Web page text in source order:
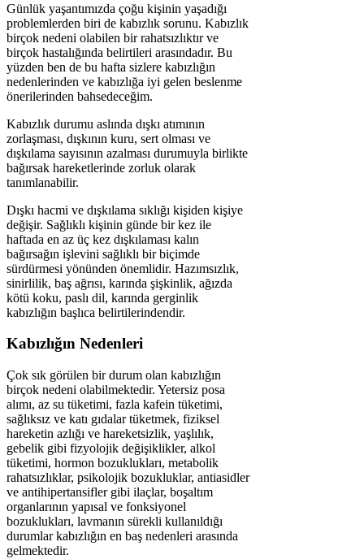
Günlük yaşantımızda çoğu kişinin yaşadığı
problemlerden biri de kabızlık sorunu. Kabızlık
birçok nedeni olabilen bir rahatsızlıktır ve
birçok hastalığında belirtileri arasındadır. Bu
yüzden ben de bu hafta sizlere kabızlığın
nedenlerinden ve kabızlığa iyi gelen beslenme
önerilerinden bahsedeceğim.
Kabızlık durumu aslında dışkı atımının
zorlaşması, dışkının kuru, sert olması ve
dışkılama sayısının azalması durumuyla birlikte
bağırsak hareketlerinde zorluk olarak
tanımlanabilir.
Dışkı hacmi ve dışkılama sıklığı kişiden kişiye
değişir. Sağlıklı kişinin günde bir kez ile
haftada en az üç kez dışkılaması kalın
bağırsağın işlevini sağlıklı bir biçimde
sürdürmesi yönünden önemlidir. Hazımsızlık,
sinirlilik, baş ağrısı, karında şişkinlik, ağızda
kötü koku, paslı dil, karında gerginlik
kabızlığın başlıca belirtilerindendir.
Kabızlığın Nedenleri
Çok sık görülen bir durum olan kabızlığın
birçok nedeni olabilmektedir. Yetersiz posa
alımı, az su tüketimi, fazla kafein tüketimi,
sağlıksız ve katı gıdalar tüketmek, fiziksel
hareketin azlığı ve hareketsizlik, yaşlılık,
gebelik gibi fizyolojik değişiklikler, alkol
tüketimi, hormon bozuklukları, metabolik
rahatsızlıklar, psikolojik bozukluklar, antiasidler
ve antihipertansifler gibi ilaçlar, boşaltım
organlarının yapısal ve fonksiyonel
bozuklukları, lavmanın sürekli kullanıldığı
durumlar kabızlığın en baş nedenleri arasında
gelmektedir.